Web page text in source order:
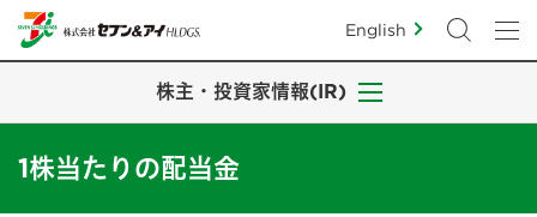
English
株主・投資家情報(IR)
1株当たりの配当金